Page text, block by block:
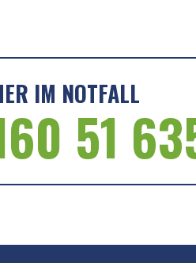
IM NOTFALL
51